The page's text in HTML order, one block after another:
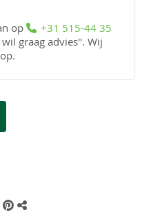
op
+31 515-44 35
graag advies". Wij